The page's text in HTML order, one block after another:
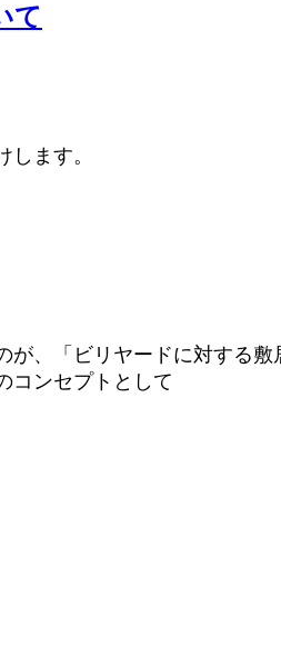
て
ます。
、「ビリヤードに対する敷
コンセプトとして